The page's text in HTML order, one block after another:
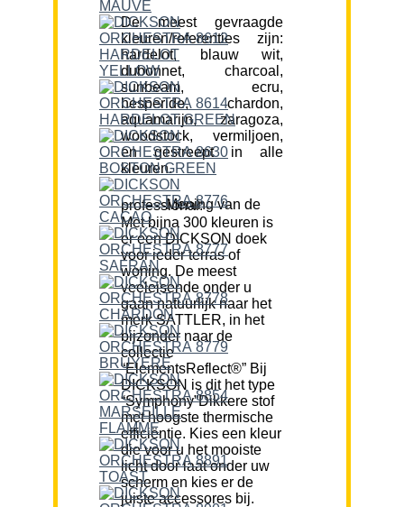
De meest gevraagde
kleuren/referenties zijn:
hardelot, blauw wit,
dubonnet, charcoal,
sunbeam, ecru,
hesperide, chardon,
aquamarijn, zaragoza,
woodstock, vermiljoen,
en gestreept in alle
kleuren.
Mening van de professional:
Met bijna 300 kleuren is
er een DICKSON doek
voor ieder terras of
woning. De meest
veeleisende onder u
gaan natuurlijk naar het
merk SATTLER, in het
bijzonder naar de
collectie
“ElementsReflect®” Bij
DICKSON is dit het type
“Symphony”Dikkere stof
met hoogste thermische
efficiëntie. Kies een kleur
die voor u het mooiste
licht door laat onder uw
scherm en kies er de
juiste accessores bij.